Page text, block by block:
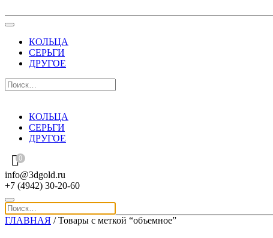
КОЛЬЦА
СЕРЬГИ
ДРУГОЕ
КОЛЬЦА
СЕРЬГИ
ДРУГОЕ
0
info@3dgold.ru
+7 (4942) 30-20-60
ГЛАВНАЯ / Товары с меткой “объемное”